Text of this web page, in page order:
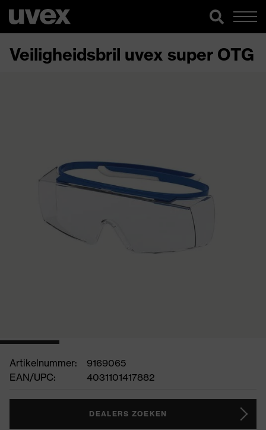
Veiligheidsbril uvex super OTG
Artikelnummer:
9169065
EAN/UPC:
4031101417882
DEALERS ZOEKEN